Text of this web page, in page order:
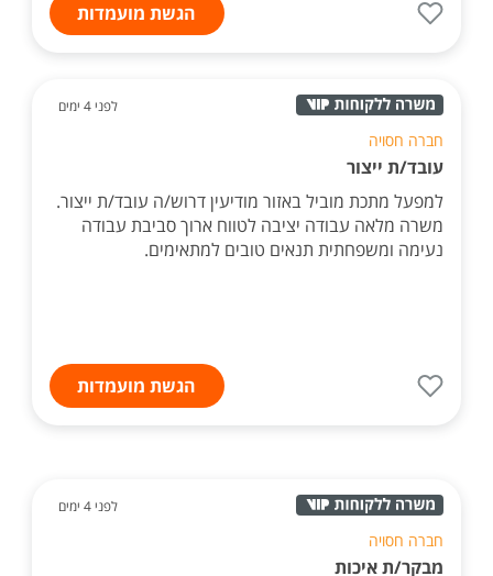
הגשת מועמדות
לפני 4 ימים
חברה חסויה
עובד/ת ייצור
למפעל מתכת מוביל באזור מודיעין דרוש/ה עובד/ת ייצור.
משרה מלאה עבודה יציבה לטווח ארוך סביבת עבודה
נעימה ומשפחתית תנאים טובים למתאימים.
הגשת מועמדות
לפני 4 ימים
חברה חסויה
מבקר/ת איכות